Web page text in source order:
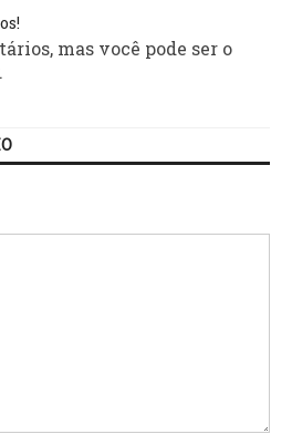
mas você pode ser o